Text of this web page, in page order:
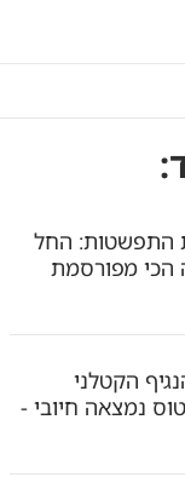
:
התפשטות: החל
הכי מפורסמת
הקטלני
נמצאה חיובי -